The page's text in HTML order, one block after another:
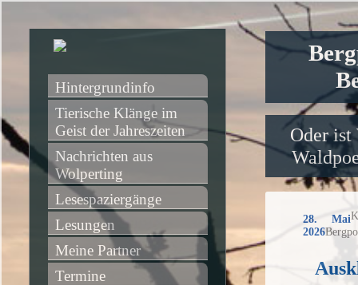
Oder ist
28. Mai
2026
Hintergrundinfo
Tierische Klänge im
Geist der Jahreszeiten
Nachrichten aus
Wolperting
Lesespaziergänge
Lesungen
Meine Partner
Termine